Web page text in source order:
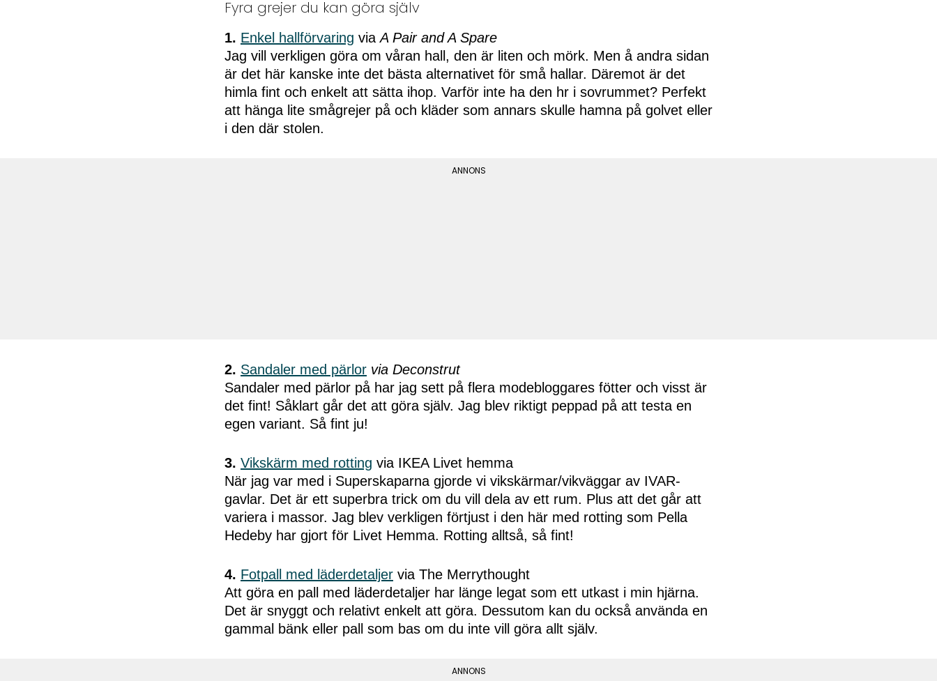
Fyra grejer du kan göra själv
1. Enkel hallförvaring viaA Pair and A Spare
Jag vill verkligen göra om våran hall, den är liten och mörk. Men å andra sidan
är det här kanske inte det bästa alternativet för små hallar. Däremot är det
himla fint och enkelt att sätta ihop. Varför inte ha den hr i sovrummet? Perfekt
att hänga lite smågrejer på och kläder som annars skulle hamna på golvet eller
i den där stolen.
2. Sandaler med pärlor via Deconstrut
Sandaler med pärlor på har jag sett på flera modebloggares fötter och visst är
det fint! Såklart går det att göra själv. Jag blev riktigt peppad på att testa en
egen variant. Så fint ju!
3. Vikskärm med rotting via IKEA Livet hemma
När jag var med i Superskaparna gjorde vi vikskärmar/vikväggar av IVAR-
gavlar. Det är ett superbra trick om du vill dela av ett rum. Plus att det går att
variera i massor. Jag blev verkligen förtjust i den här med rotting som Pella
Hedeby har gjort för Livet Hemma. Rotting alltså, så fint!
4. Fotpall med läderdetaljer via The Merrythought
Att göra en pall med läderdetaljer har länge legat som ett utkast i min hjärna.
Det är snyggt och relativt enkelt att göra. Dessutom kan du också använda en
gammal bänk eller pall som bas om du inte vill göra allt själv.